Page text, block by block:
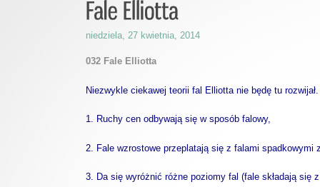
niedziela, 27 kwietnia, 2014
032 Fale Elliotta
Niezwykle ciekawej teorii fal Elliotta nie będę tu
1. Ruchy cen odbywają się w sposób falowy,
2. Fale wzrostowe przeplatają się z falami spadkowymi
3. Da się wyróżnić różne poziomy fal (fale składają się